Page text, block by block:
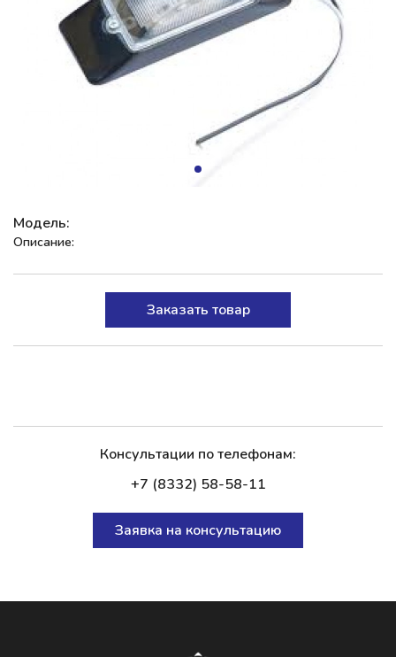
Модель:
Описание:
Заказать товар
Консультации по телефонам:
+7 (8332) 58-58-11
Заявка на консультацию